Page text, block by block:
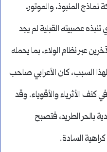
المنبوذ، والموتور،
تنبذه عصبيته القبلية لم يجد
عبر نظام الولاء، بما يحمله
السبب، كان الأعرابي صاحب
الأثرياء والأقوياء. وقد
بالحر الطريد، فتصبح
السادة.